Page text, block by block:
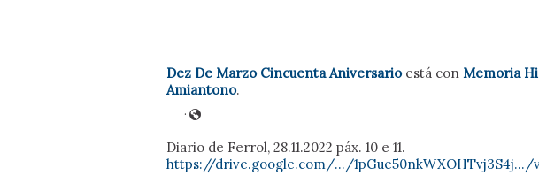
Dez De Marzo Cincuenta Aniversarioestá con Memoria
Amiantono.
·
Diario de Ferrol, 28.11.2022 páx. 10 e 11.
https://drive.google.com/.../1pGue50nkWXOHTvj3S4j.../